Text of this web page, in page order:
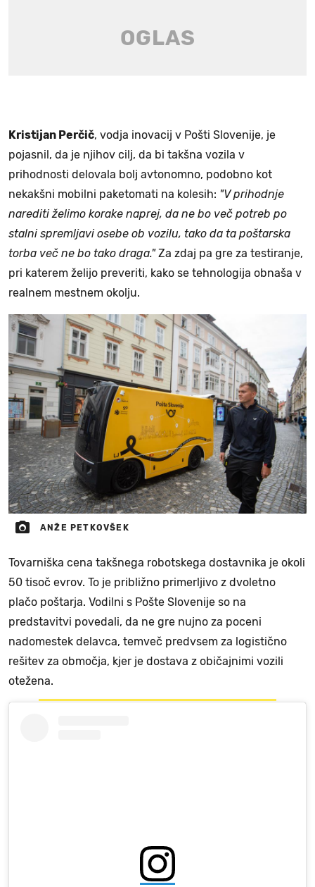
Kristijan Perčič, vodja inovacij v Pošti Slovenije, je
pojasnil, da je njihov cilj, da bi takšna vozila v
prihodnosti delovala bolj avtonomno, podobno kot
nekakšni mobilni paketomati na kolesih: "V prihodnje
narediti želimo korake naprej, da ne bo več potreb po
stalni spremljavi osebe ob vozilu, tako da ta poštarska
torba več ne bo tako draga."Za zdaj pa gre za testiranje,
pri katerem želijo preveriti, kako se tehnologija obnaša v
realnem mestnem okolju.
ANŽE PETKOVŠEK
Tovarniška cena takšnega robotskega dostavnika je okoli
50 tisoč evrov. To je približno primerljivo z dvoletno
plačo poštarja. Vodilni s Pošte Slovenije so na
predstavitvi povedali, da ne gre nujno za poceni
nadomestek delavca, temveč predvsem za logistično
rešitev za območja, kjer je dostava z običajnimi vozili
otežena.